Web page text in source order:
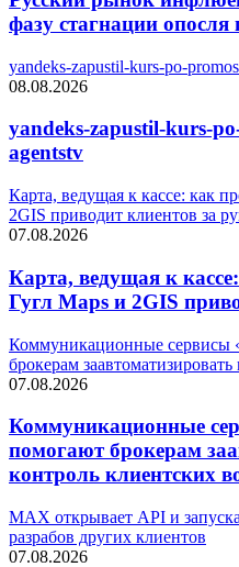
фазу стагнации опосля
yandeks-zapustil-kurs-po-
08.08.2026
yandeks-zapustil-kurs-
agentstv
Карта, ведущая к кассе: как
2GIS приводит клиентов за
07.08.2026
Карта, ведущая к
Гугл Maps и 2GIS
Коммуникационные сервисы
брокерам
07.08.2026
Коммуникационные
помогают брокерам
контроль клиентских
MAX открывает API и
разрабов других клиентов
07.08.2026